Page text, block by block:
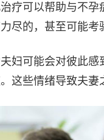
疗可以帮助与不
尽的，甚至可能考
妇可能会对彼此
这些情绪导致夫妻